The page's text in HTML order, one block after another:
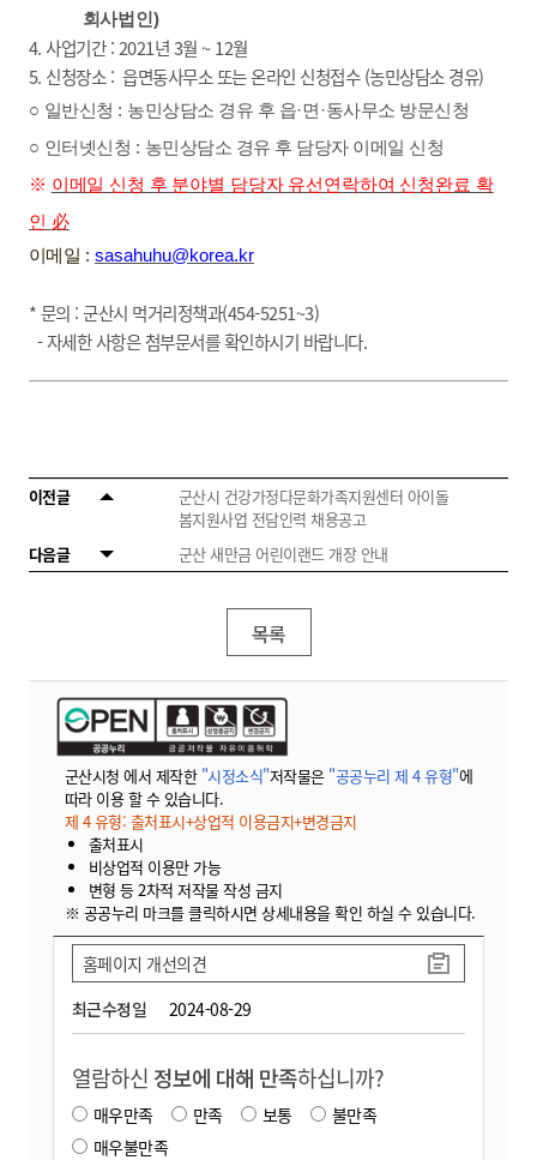
회사법인)
4. 사업기간 : 2021년 3월 ~ 12월
5. 신청장소 : 읍면동사무소 또는 온라인 신청접수 (농민상담소 경유)
○ 일반신청 : 농민상담소 경유 후 읍·면 ·동사무소 방문신청
○ 인터넷신청 : 농민상담소 경유 후 담당자 이메일 신청
※ 이메일 신청 후 분야별 담당자 유선연락하여 신청완료 확
인 必
이메일 : sasahuhu@korea.kr
* 문의 : 군산시 먹거리정책과(454-5251~3)
- 자세한 사항은 첨부문서를 확인하시기 바랍니다.
이전글
군산시 건강가정다문화가족지원센터 아이돌
봄지원사업 전담인력 채용공고
다음글
군산 새만금 어린이랜드 개장 안내
목록
군산시청 에서 제작한 "시정소식"저작물은 "공공누리 제 4 유형"에
따라 이용 할 수 있습니다.
제 4 유형: 출처표시+상업적 이용금지+변경금지
출처표시
비상업적 이용만 가능
변형 등 2차적 저작물 작성 금지
※ 공공누리 마크를 클릭하시면 상세내용을 확인 하실 수 있습니다.
최근수정일 2024-08-29
홈페이지 개선의견
열람하신 정보에 대해 만족하십니까?
매우만족 만족 보통
불만족
매우불만족